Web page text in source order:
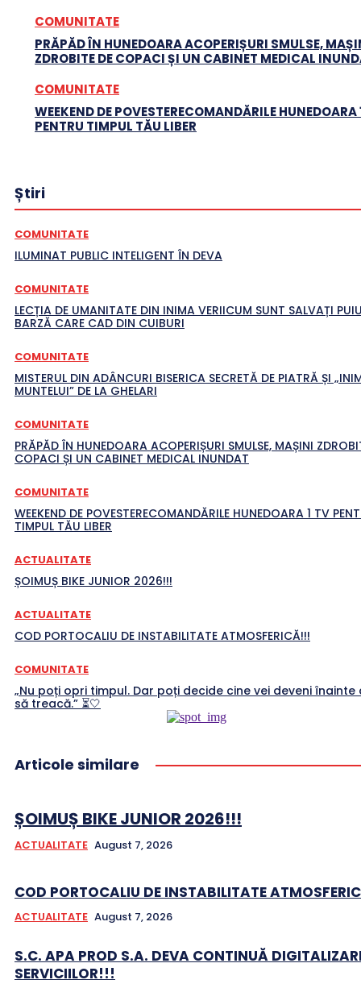
COMUNITATE
PRĂPĂD ÎN HUNEDOARA ACOPERIȘURI SMULSE,
ZDROBITE DE COPACI ȘI UN CABINET MEDICAL
COMUNITATE
WEEKEND DE POVESTERECOMANDĂRILE HUNEDOARA
PENTRU TIMPUL TĂU LIBER
Știri
COMUNITATE
ILUMINAT PUBLIC INTELIGENT ÎN DEVA
COMUNITATE
LECȚIA DE UMANITATE DIN INIMA VERIICUM SUNT SALVAȚI
BARZĂ CARE CAD DIN CUIBURI
COMUNITATE
MISTERUL DIN ADÂNCURI BISERICA SECRETĂ DE PIATRĂ ȘI
MUNTELUI” DE LA GHELARI
COMUNITATE
PRĂPĂD ÎN HUNEDOARA ACOPERIȘURI SMULSE, MAȘINI
COPACI ȘI UN CABINET MEDICAL INUNDAT
COMUNITATE
WEEKEND DE POVESTERECOMANDĂRILE HUNEDOARA 1 TV
TIMPUL TĂU LIBER
ACTUALITATE
ȘOIMUȘ BIKE JUNIOR 2026!!!
ACTUALITATE
COD PORTOCALIU DE INSTABILITATE ATMOSFERICĂ!!!
COMUNITATE
„Nu poți opri timpul. Dar poți decide cine vei deveni înainte
să treacă.” ⏳🤍
Articole similare
ȘOIMUȘ BIKE JUNIOR 2026!!!
ACTUALITATE August 7, 2026
COD PORTOCALIU DE INSTABILITATE
ACTUALITATE August 7, 2026
S.C. APA PROD S.A. DEVA CONTINUĂ
SERVICIILOR!!!